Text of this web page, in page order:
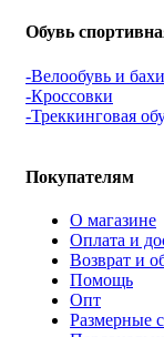
Обувь
-Велообувь и
-Кроссовки
-Треккинговая
Покупателям
О магазине
Оплата и
Возврат и
Помощь
Опт
Размерные